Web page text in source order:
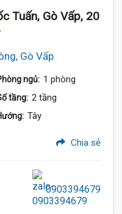
Tuấn, Gò Vấp, 20
Gò Vấp
ngủ: 1 phòng
tầng: 2 tầng
Tây
Chia sẻ
0903394679